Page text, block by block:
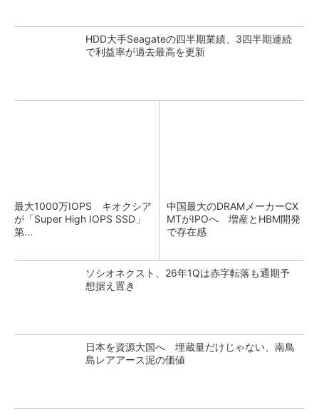
HDD大手Seagateの四半期業績、3四半期連続
で利益率が過去最高を更新
最大1000万IOPS キオクシア
が「Super High IOPS SSD」
第...
中国最大のDRAMメーカーCX
MTがIPOへ 増産とHBM開発
で存在感
ソシオネクスト、26年1Qは赤字転落も通期予
想据え置き
日本を資源大国へ 埋蔵量だけじゃない、南鳥
島レアアース泥の価値